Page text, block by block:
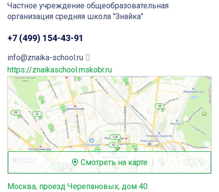
Частное учреждение общеобразовательная
организация средняя школа "Знайка"
+7 (499) 154-43-91
info@znaika-school.ru
https://znaikaschool.mskobr.ru
Смотреть на карте
Москва, проезд Черепановых, дом 40